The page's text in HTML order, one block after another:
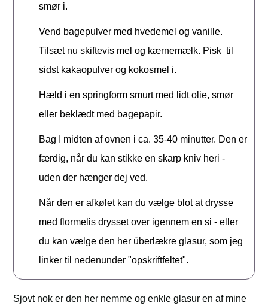
smør i.
Vend bagepulver med hvedemel og vanille.
Tilsæt nu skiftevis mel og kærnemælk. Pisk til
sidst kakaopulver og kokosmel i.
Hæld i en springform smurt med lidt olie, smør
eller beklædt med bagepapir.
Bag I midten af ovnen i ca. 35-40 minutter. Den er
færdig, når du kan stikke en skarp kniv heri -
uden der hænger dej ved.
Når den er afkølet kan du vælge blot at drysse
med flormelis drysset over igennem en si - eller
du kan vælge den her überlækre glasur, som jeg
linker til nedenunder "opskriftfeltet".
Sjovt nok er den her nemme og enkle glasur en af mine